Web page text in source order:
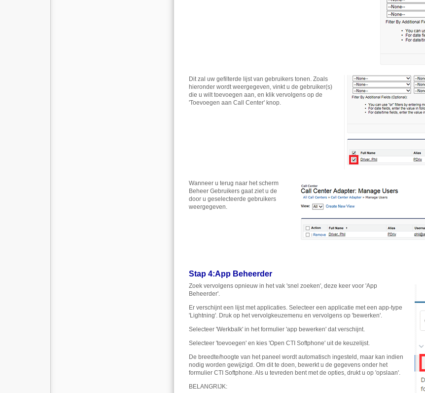
Dit zal uw gefilterde lijst van gebruikers tonen. Zoals
hieronder wordt weergegeven, vinkt u de gebruiker(s)
die u wilt toevoegen aan, en klik vervolgens op de
'Toevoegen aan Call Center' knop.
Wanneer u terug naar het scherm
Beheer Gebruikers gaat ziet u de
door u geselecteerde gebruikers
weergegeven.
Stap 4:App Beheerder
Zoek vervolgens opnieuw in het vak 'snel zoeken', deze keer voor 'App
Beheerder'.
Er verschijnt een lijst met applicaties. Selecteer een applicatie met een app-type
'Lightning'. Druk op het vervolgkeuzemenu en vervolgens op 'bewerken'.
Selecteer 'Werkbalk' in het formulier 'app bewerken' dat verschijnt.
Selecteer 'toevoegen' en kies 'Open CTI Softphone' uit de keuzelijst.
De breedte/hoogte van het paneel wordt automatisch ingesteld, maar kan indien
nodig worden gewijzigd. Om dit te doen, bewerkt u de gegevens onder het
formulier CTI Softphone. Als u tevreden bent met de opties, drukt u op 'opslaan'.
BELANGRIJK: